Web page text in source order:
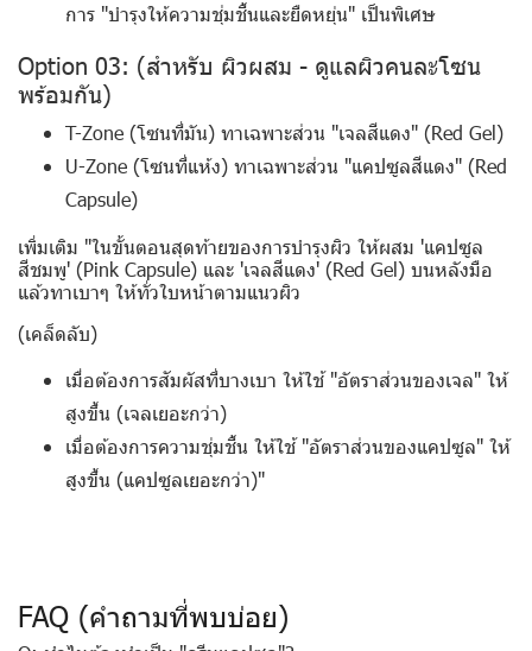
การ "บำรุงให้ความชุ่มชื้นและยืดหยุ่น" เป็นพิเศษ
Option 03: (สำหรับ ผิวผสม - ดูแลผิวคนละโซน
พร้อมกัน)
T-Zone (โซนที่มัน) ทาเฉพาะส่วน "เจลสีแดง" (Red Gel)
U-Zone (โซนที่แห้ง) ทาเฉพาะส่วน "แคปซูลสีแดง" (Red
Capsule)
เพิ่มเติม "ในขั้นตอนสุดท้ายของการบำรุงผิว ให้ผสม 'แคปซูล
สีชมพู' (Pink Capsule) และ 'เจลสีแดง' (Red Gel) บนหลังมือ
แล้วทาเบาๆ ให้ทั่วใบหน้าตามแนวผิว
(เคล็ดลับ)
เมื่อต้องการสัมผัสที่บางเบา ให้ใช้ "อัตราส่วนของเจล" ให้
สูงขึ้น (เจลเยอะกว่า)
เมื่อต้องการความชุ่มชื้น ให้ใช้ "อัตราส่วนของแคปซูล" ให้
สูงขึ้น (แคปซูลเยอะกว่า)"
FAQ (คำถามที่พบบ่อย)